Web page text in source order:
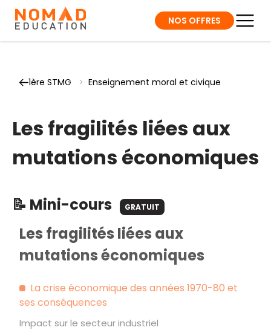
NOS OFFRES
1ère STMG > Enseignement moral et civique
Les fragilités liées aux
mutations économiques
📝 Mini-cours GRATUIT
Les fragilités liées aux
mutations économiques
La crise économique des années 1970-80 et
ses conséquences
Impact sur le secteur industriel